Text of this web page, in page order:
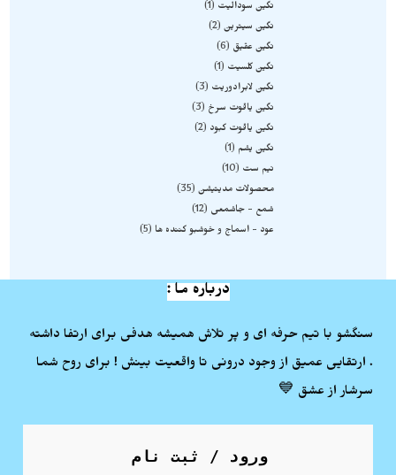
نگین سودالیت
1
نگین سیترین 2
نگین عقیق
6
نگین کلسیت
1
نگین لابرادوریت
3
نگین یاقوت سرخ
3
نگین یاقوت کبود
2
نگین یشم
1
نیم ست
10
محصولات مدیتیشن 35
شمع - جاشمعی
12
عود - اسماج و خوشبو کننده ها
5
درباره ما :
سنگشو با تیم حرفه ای و پر تلاش همیشه هدفی برای ارتفا داشته
. ارتقایی عمیق از وجود درونی تا واقعیت بینش ! برای روح شما
سرشار از عشق 💙
ورود / ثبت نام